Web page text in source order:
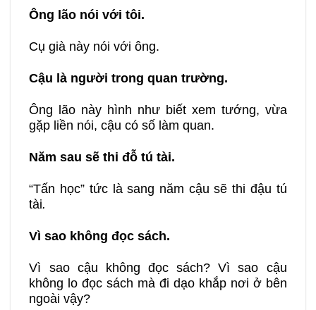
Ông lão nói với tôi.
Cụ già này nói với ông.
Cậu là người trong quan trường.
Ông lão này hình như biết xem tướng, vừa
gặp liền nói, cậu có số làm quan.
Năm sau sẽ thi đỗ tú tài.
“Tấn học” tức là sang năm cậu sẽ thi đậu tú
tài.
Vì sao không đọc sách.
Vì sao cậu không đọc sách? Vì sao cậu
không lo đọc sách mà đi dạo khắp nơi ở bên
ngoài vậy?